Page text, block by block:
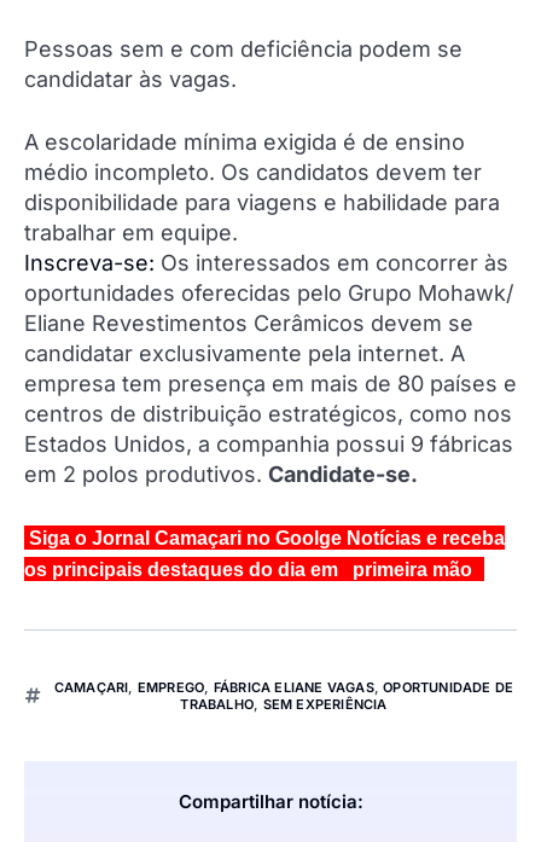
Pessoas sem e com deficiência podem se
candidatar às vagas.
A escolaridade mínima exigida é de ensino
médio incompleto. Os candidatos devem ter
disponibilidade para viagens e habilidade para
trabalhar em equipe.
Inscreva-se: Os interessados em concorrer às
oportunidades oferecidas pelo Grupo Mohawk/
Eliane Revestimentos Cerâmicos devem se
candidatar exclusivamente pela internet. A
empresa tem presença em mais de 80 países e
centros de distribuição estratégicos, como nos
Estados Unidos, a companhia possui 9 fábricas
em 2 polos produtivos. Candidate-se.
Siga o Jornal Camaçari no Goolge Notícias e receba
os principais destaques do dia em primeira mão
CAMAÇARI, EMPREGO, FÁBRICA ELIANE VAGAS,OPORTUNIDADE DE
TRABALHO, SEM EXPERIÊNCIA
Compartilhar notícia: